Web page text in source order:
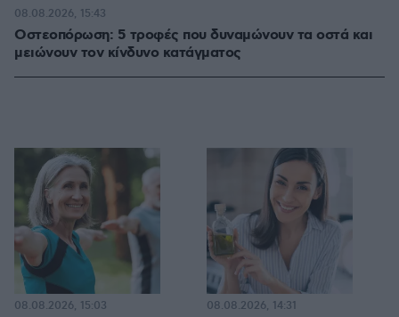
Οστεοπόρωση: 5 τροφές που δυναμώνουν τα οστά και
μειώνουν τον κίνδυνο κατάγματος
08.08.2026, 15:43
08.08.2026, 15:03 08.08.2026, 14:31